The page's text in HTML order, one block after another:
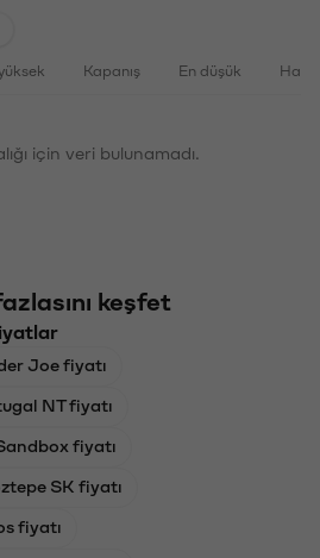
Kapanış En düşük
için veri bulunamadı.
keşfet
Joe fiyatı
NT fiyatı
fiyatı
SK fiyatı
fiyatı